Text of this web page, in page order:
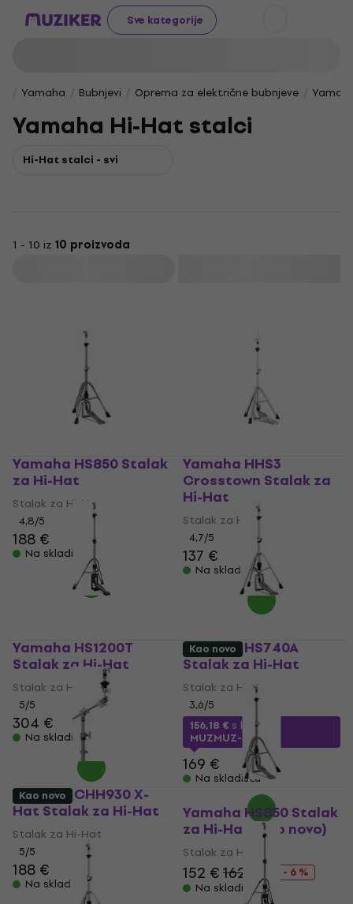
Sve kategorije
Yamaha Bubnjevi Oprema za električne bubnjeve
Yamaha Hi-Hat stalci
Hi-Hat stalci - svi
1 - 10 iz 10 proizvoda
Yamaha HS850 Stalak
za Hi-Hat
Stalak za Hi-Hat
4,8/5
188 €
Na skladištu
Yamaha HHS3
Crosstown Stalak za
Hi-Hat
Stalak za Hi-Hat
4,7/5
137 €
Na skladištu
Yamaha HS1200T
Stalak za Hi-Hat
Stalak za Hi-Hat
5/5
304 €
Na skladištu
Yamaha HS740A
Stalak za Hi-Hat
Stalak za Hi-Hat
3,6/5
156,18 € s kodom
MUZMUZ-5
169 €
Na skladištu
Yamaha CHH930 X-
Hat Stalak za Hi-Hat
Stalak za Hi-Hat
5/5
188 €
Na skladištu
Kao novo
Yamaha HS850 Stalak
za Hi-Hat (Kao novo)
Stalak za Hi-Hat
152 €162 €
- 6 %
Na skladištu
Kao novo